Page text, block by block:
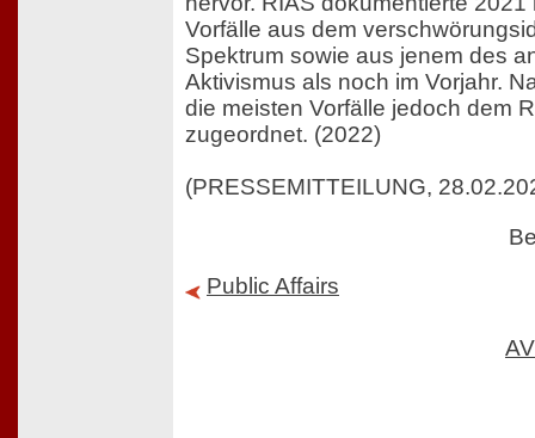
Vorfälle aus dem
Spektrum sowie aus jenem des
Aktivismus als noch im Vorjahr.
die meisten Vorfälle jedoch dem
zugeordnet. (2022)
(PRESSEMITTEILUNG,
Public Affairs